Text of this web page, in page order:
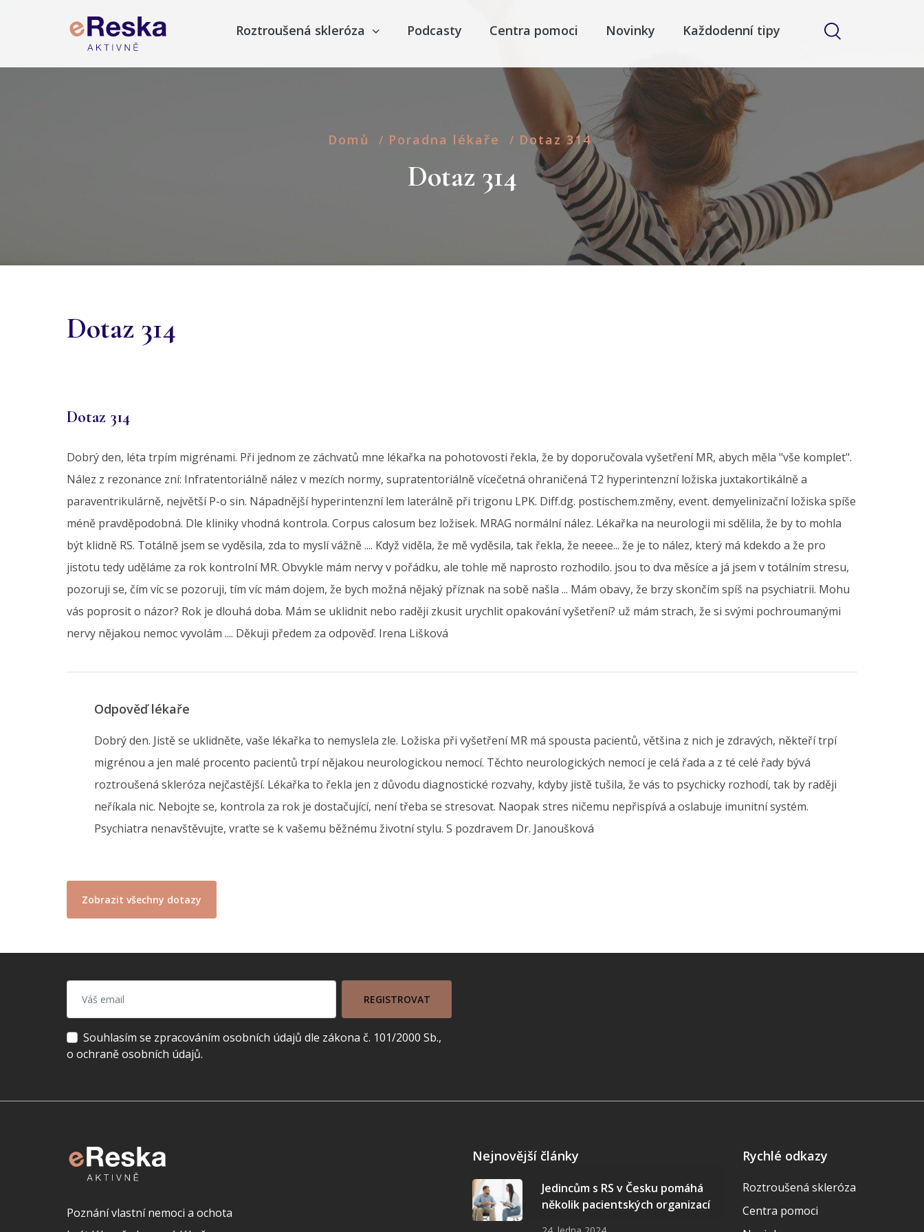
Roztroušená skleróza Podcasty Centra pomoci Novinky Každodenní tipy
Domů / Poradna lékaře / Dotaz 314
Dotaz 314
Dotaz 314
Dotaz 314
Dobrý den, léta trpím migrénami. Při jednom ze záchvatů mne lékařka na pohotovosti řekla, že by doporučovala vyšetření MR, abych měla "vše komplet".
Nález z rezonance zní: Infratentoriálně nález v mezích normy, supratentoriálně vícečetná ohraničená T2 hyperintenzní ložiska juxtakortikálně a
paraventrikulárně, největší P-o sin. Nápadnější hyperintenzní lem laterálně při trigonu LPK. Diff.dg. postischem.změny, event. demyelinizační ložiska spíše
méně pravděpodobná. Dle kliniky vhodná kontrola. Corpus calosum bez ložisek. MRAG normální nález. Lékařka na neurologii mi sdělila, že by to mohla
být klidně RS. Totálně jsem se vyděsila, zda to myslí vážně .... Když viděla, že mě vyděsila, tak řekla, že neeee... že je to nález, který má kdekdo a že pro
jistotu tedy uděláme za rok kontrolní MR. Obvykle mám nervy v pořádku, ale tohle mě naprosto rozhodilo. jsou to dva měsíce a já jsem v totálním stresu,
pozoruji se, čím víc se pozoruji, tím víc mám dojem, že bych možná nějaký příznak na sobě našla ... Mám obavy, že brzy skončím spíš na psychiatrii. Mohu
vás poprosit o názor? Rok je dlouhá doba. Mám se uklidnit nebo raději zkusit urychlit opakování vyšetření? už mám strach, že si svými pochroumanými
nervy nějakou nemoc vyvolám .... Děkuji předem za odpověď. Irena Lišková
Odpověď lékaře
Dobrý den. Jistě se uklidněte, vaše lékařka to nemyslela zle. Ložiska při vyšetření MR má spousta pacientů, většina z nich je zdravých, někteří trpí
migrénou a jen malé procento pacientů trpí nějakou neurologickou nemocí. Těchto neurologických nemocí je celá řada a z té celé řady bývá
roztroušená skleróza nejčastější. Lékařka to řekla jen z důvodu diagnostické rozvahy, kdyby jistě tušila, že vás to psychicky rozhodí, tak by raději
neříkala nic. Nebojte se, kontrola za rok je dostačující, není třeba se stresovat. Naopak stres ničemu nepřispívá a oslabuje imunitní systém.
Psychiatra nenavštěvujte, vraťte se k vašemu běžnému životní stylu. S pozdravem Dr. Janoušková
Zobrazit všechny dotazy
REGISTROVAT
Souhlasím se zpracováním osobních údajů dle zákona č. 101/2000 Sb.,
o ochraně osobních údajů.
Poznání vlastní nemoci a ochota
Nejnovější články
Jedincům s RS v Česku pomáhá
několik pacientských organizací
Rychlé odkazy
Roztroušená skleróza
Centra pomoci